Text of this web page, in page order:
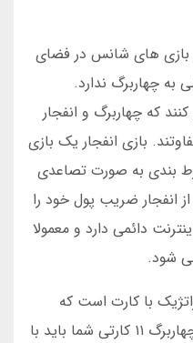
بازی های شانس در فضای
به چهاربرگ ندارد.
که چهاربرگ و انفجار
بازی انفجار یک بازی
بندی به صورت تصاعدی
انفجار ضریب پول خود را
دائمی دارد و معمولا
شود.
با کارت است که
ریشه در فرهنگ ایرانی دارد. در چهاربرگ ۱۱ کارتی شما باید با